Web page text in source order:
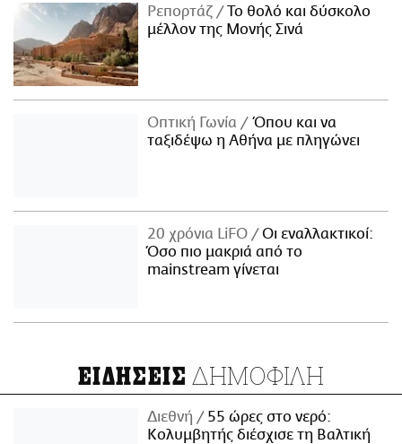
Ρεπορτάζ
Το θολό και δύσκολο
μέλλον της Μονής Σινά
Οπτική Γωνία
Όπου και να
ταξιδέψω η Αθήνα με πληγώνει
20 χρόνια LiFO
Οι εναλλακτικοί:
Όσο πιο μακριά από το
mainstream γίνεται
ΕΙΔΗΣΕΙΣ ΔΗΜΟΦΙΛΗ
Διεθνή
55 ώρες στο νερό:
Κολυμβητής διέσχισε τη Βαλτική